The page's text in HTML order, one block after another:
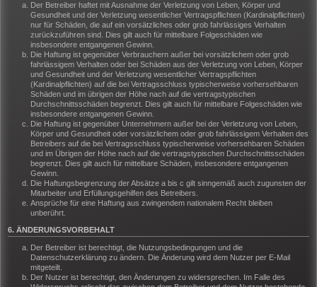
Der Betreiber haftet mit Ausnahme der Verletzung von Leben, Körper und
Gesundheit und der Verletzung wesentlicher Vertragspflichten (Kardinalpflichten)
nur für Schäden, die auf ein vorsätzliches oder grob fahrlässiges Verhalten
zurückzuführen sind. Dies gilt auch für mittelbare Folgeschäden wie
insbesondere entgangenen Gewinn.
Die Haftung ist gegenüber Verbrauchern außer bei vorsätzlichem oder grob
fahrlässigem Verhalten oder bei Schäden aus der Verletzung von Leben, Körper
und Gesundheit und der Verletzung wesentlicher Vertragspflichten
(Kardinalpflichten) auf die bei Vertragsschluss typischerweise vorhersehbaren
Schäden und im übrigen der Höhe nach auf die vertragstypischen
Durchschnittsschäden begrenzt. Dies gilt auch für mittelbare Folgeschäden wie
insbesondere entgangenen Gewinn.
Die Haftung ist gegenüber Unternehmern außer bei der Verletzung von Leben,
Körper und Gesundheit oder vorsätzlichem oder grob fahrlässigem Verhalten des
Betreibers auf die bei Vertragsschluss typischerweise vorhersehbaren Schäden
und im Übrigen der Höhe nach auf die vertragstypischen Durchschnittsschäden
begrenzt. Dies gilt auch für mittelbare Schäden, insbesondere entgangenen
Gewinn.
Die Haftungsbegrenzung der Absätze a bis c gilt sinngemäß auch zugunsten der
Mitarbeiter und Erfüllungsgehilfen des Betreibers.
Ansprüche für eine Haftung aus zwingendem nationalem Recht bleiben
unberührt.
6. ÄNDERUNGSVORBEHALT
Der Betreiber ist berechtigt, die Nutzungsbedingungen und die
Datenschutzerklärung zu ändern. Die Änderung wird dem Nutzer per E-Mail
mitgeteilt.
Der Nutzer ist berechtigt, den Änderungen zu widersprechen. Im Falle des